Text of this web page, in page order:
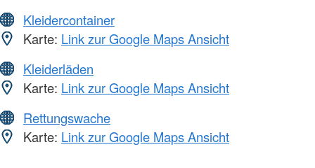
Kleidercontainer
Karte: Link zur Google Maps Ansicht
Kleiderläden
Karte: Link zur Google Maps Ansicht
Rettungswache
Karte: Link zur Google Maps Ansicht